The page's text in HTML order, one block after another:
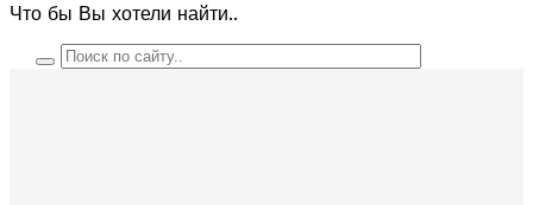
Что бы Вы хотели найти..